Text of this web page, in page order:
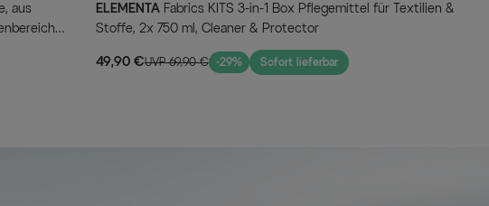
ELEMENTAFabrics KITS 3-in-1 Box Pflegemittel für Textilien &
Stoffe, 2x 750 ml, Cleaner & Protector
49,90 €UVP 69,90 € -29% Sofort lieferbar